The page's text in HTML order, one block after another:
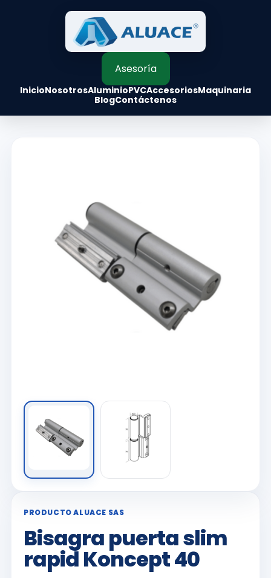
InicioNosotrosAluminioPVCAccesoriosMaquinaria
BlogContáctenos
Asesoría
PRODUCTO ALUACE SAS
Bisagra puerta slim
rapid Koncept 40